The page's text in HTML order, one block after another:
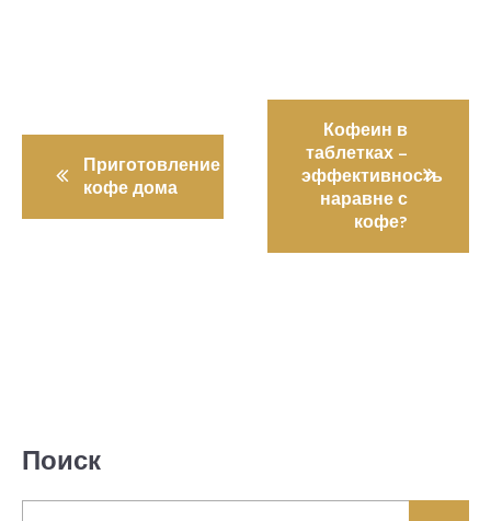
по
записямПриготовление
кофе дома
Кофеин в
таблетках –
эффективность
наравне с
кофе?
Поиск